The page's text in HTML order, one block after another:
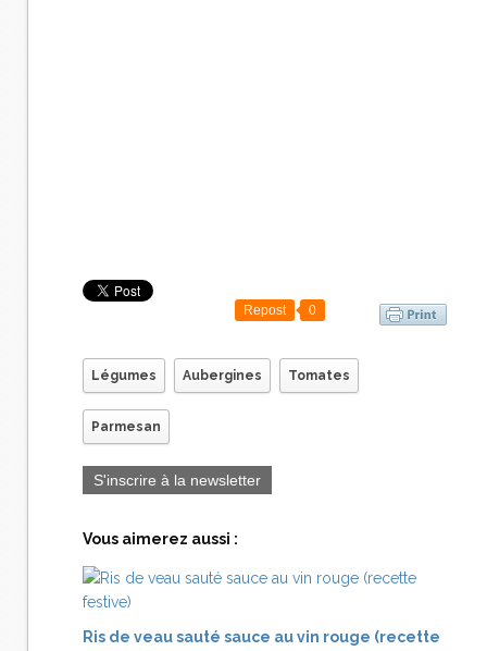
Repost 0
Légumes Aubergines Tomates
Parmesan
S'inscrire à la newsletter
Vous aimerez aussi :
Ris de veau sauté sauce au vin rouge (recette